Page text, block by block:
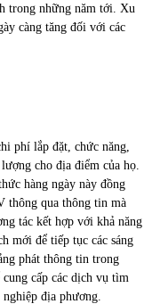
trong những năm tới. Xu
càng tăng đối với các
phí lắp đặt, chức năng,
cho địa điểm của họ.
hàng ngày này đồng
thông qua thông tin mà
tác kết hợp với khả năng
mới để tiếp tục các sáng
phát thông tin trong
cấp các dịch vụ tìm
địa phương.